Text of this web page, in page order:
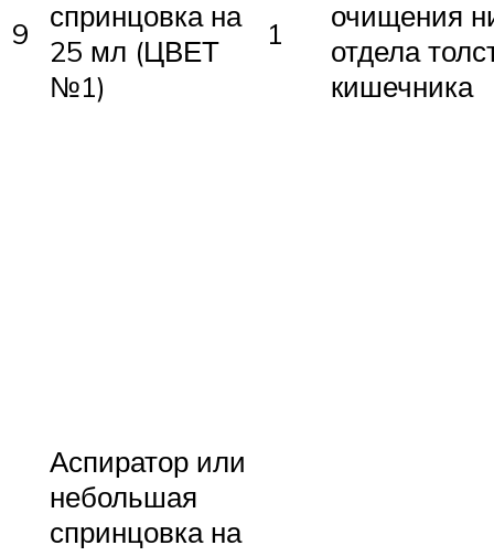
9
спринцовка на
25 мл (ЦВЕТ
№1)
1
очищения
отдела
кишечника
Аспиратор или
небольшая
спринцовка на